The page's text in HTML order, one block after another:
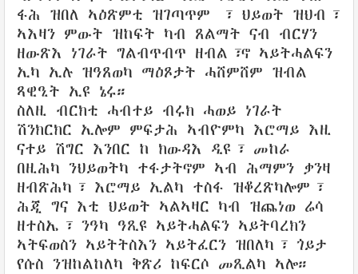
ፋሕ ዝበለ ኣዕጽምቲ ዝገጣጥም ፣ ህይወት ዝህብ፣
ኣእዛን ምውት ዝከፍት ካብ ጸልማት ናብ ብርሃን
ዘውጽእ ነገራት ግልብጥብጥ ዘብል፣ኖ ኣይትሓልፍን
ኢካ ኢሉ ዝዓጸወካ ማዕጾታት ሓሸምሸም ዝብል
ጻዊዒት ኢዩ ኔሩ።
ስለዚ ብርክቲ ሓብተይ ብሩክ ሓወይ ነገራት
ሽንክርክር ኢሎም ምፍታሕ ኣብዮምካ እሮማይ እዚ
ናተይ ሽግር እንበር ከ ክውዳእ ዲዩ፣ መከራ
በዚሕካ ንህይወትካ ተፋታትኖም ኣብ ሕማምን ቃንዛ
ዘብጽሕካ፣ እሮማይ ኢልካ ተስፋ ዝቆረጽካሎም፣
ሕጂ ግና እቲ ህይወት ኣልኣዛር ካብ ዝጨነወ ሬሳ
ዘተስኤ፣ ንዓካ ዓጺዩ ኣይትሓልፍን ኣይትባረክን
ኣትፍወስን ኣይትትስእን ኣይትፈርን ዝበለካ፣ ጎይታ
የሱስ ንዝከልከለካ ቅጽሪ ከፍርሶ መጺልካ ኣሎ።